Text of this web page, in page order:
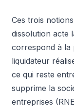
Ces trois
dissolution acte
correspond à la
liquidateur
ce qui reste
supprime la
entreprises